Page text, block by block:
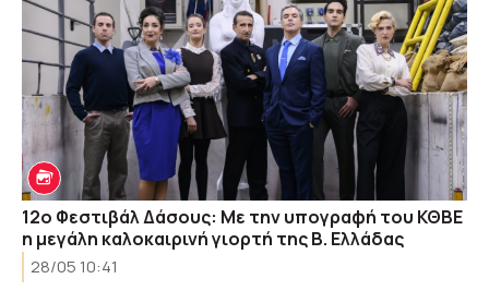
12ο Φεστιβάλ Δάσους: Με την υπογραφή του ΚΘΒΕ
η μεγάλη καλοκαιρινή γιορτή της Β. Ελλάδας
28/05 10:41